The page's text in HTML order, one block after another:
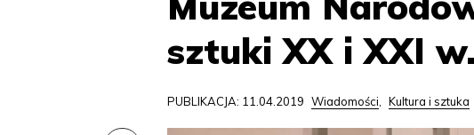
sztuki XX i XXI w.
PUBLIKACJA: 11.04.2019 Wiadomości, Kultura i sztuka